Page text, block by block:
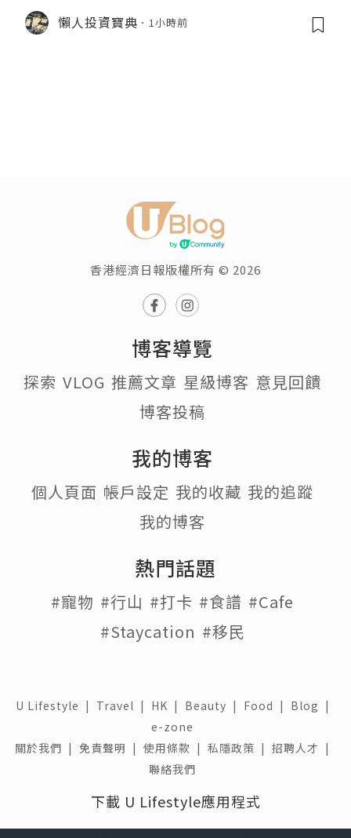
懶人投資寶典 1小時前
香港經濟日報版權所有 © 2026
博客導覽
探索 VLOG 推薦文章 星級博客 意見回饋
博客投稿
我的博客
個人頁面 帳戶設定 我的收藏 我的追蹤
我的博客
熱門話題
#寵物 #行山 #打卡 #食譜 #Cafe
#Staycation #移民
U Lifestyle | Travel | HK | Beauty | Food | Blog |
e-zone
關於我們 | 免責聲明 | 使用條款 | 私隱政策 | 招聘人才 |
聯絡我們
下載 U Lifestyle應用程式